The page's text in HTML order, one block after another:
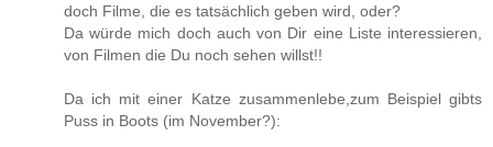
doch Filme, die es tatsächlich geben wird, oder?
Da würde mich doch auch von Dir eine Liste interessieren,
von Filmen die Du noch sehen willst!!
Da ich mit einer Katze zusammenlebe,zum Beispiel gibts
Puss in Boots (im November?):